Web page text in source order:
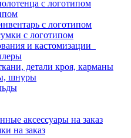
с логотипом
с логотипом
с логотипом
и кастомизации
детали кроя, карманы
шнуры
аксессуары на заказ
на заказ